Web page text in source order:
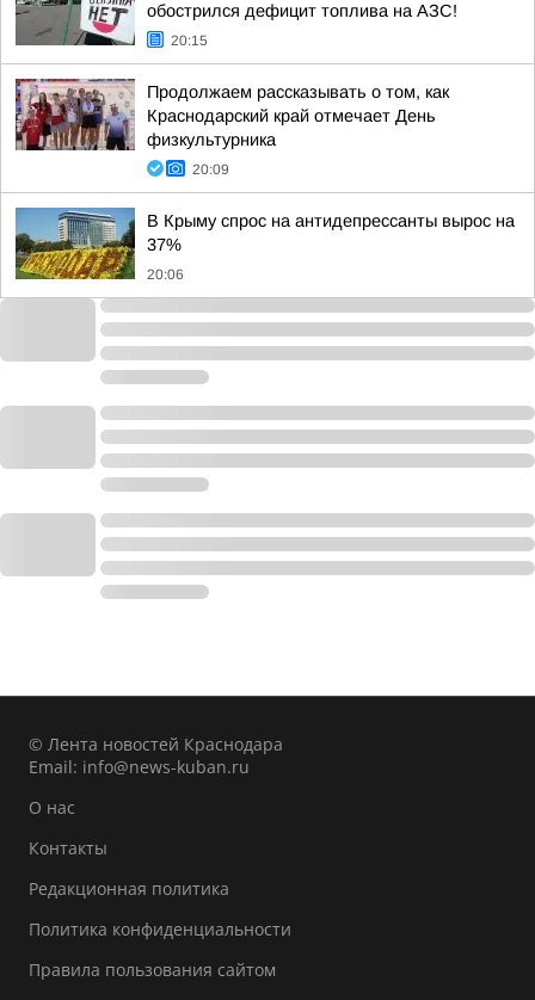
обострился дефицит топлива на АЗС!
20:15
Продолжаем рассказывать о том, как
Краснодарский край отмечает День
физкультурника
20:09
В Крыму спрос на антидепрессанты вырос на
37%
20:06
© Лента новостей Краснодара
Email: info@news-kuban.ru
О нас
Контакты
Редакционная политика
Политика конфиденциальности
Правила пользования сайтом